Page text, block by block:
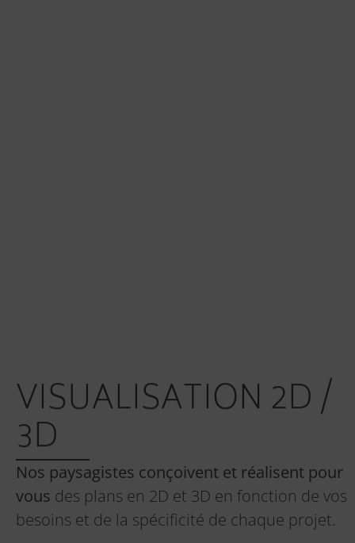
VISUALISATION 2D /
3D
Nos paysagistes conçoivent et réalisent pour
vous des plans en 2D et 3D en fonction de vos
besoins et de la spécificité de chaque projet.